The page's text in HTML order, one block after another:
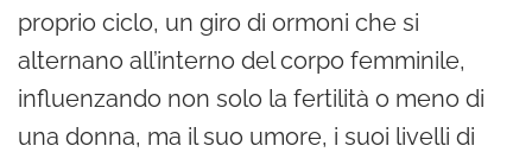
proprio ciclo, un giro di ormoni che si
alternano all’interno del corpo femminile,
influenzando non solo la fertilità o meno di
una donna, ma il suo umore, i suoi livelli di